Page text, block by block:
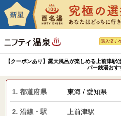
購入済チ
【クーポンあり】露天風呂が楽しめる上前津
パー銭湯おす
1. 都道府県 東海 / 愛知県
2. 沿線・駅 上前津駅